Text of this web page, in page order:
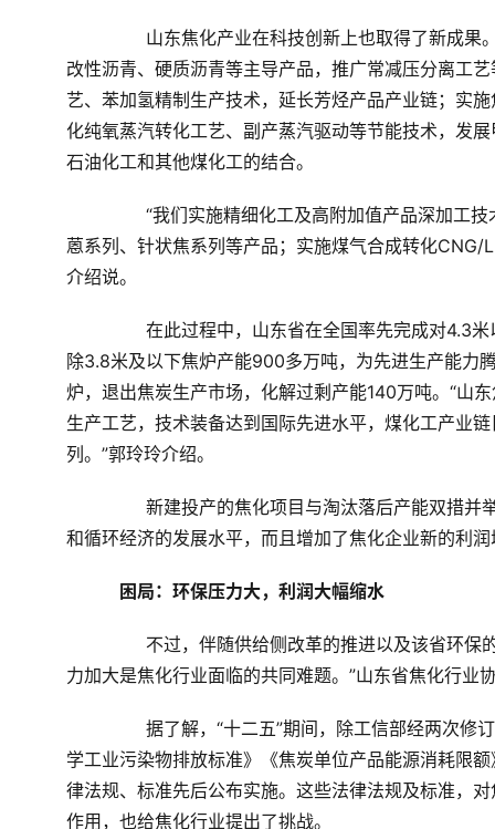
改性沥青、硬质沥青等主导产品，推广常减压分离工
艺、苯加氢精制生产技术，延长芳烃产品产业链；实
化纯氧蒸汽转化工艺、副产蒸汽驱动等节能技术，发
石油化工和其他煤化工的结合。
蒽系列、针状焦系列等产品；实施煤气合成转化
介绍说。
除3.8米及以下焦炉产能900多万吨，为先进生产能力
炉，退出焦炭生产市场，化解过剩产能140万吨。“山
生产工艺，技术装备达到国际先进水平，煤化工产业
列。”郭玲玲介绍。
和循环经济的发展水平，而且增加了焦化企业新的利
困局：环保压力大，利润大幅缩水
力加大是焦化行业面临的共同难题。”山东省焦化行业
学工业污染物排放标准》《焦炭单位产品能源消耗限
律法规、标准先后公布实施。这些法律法规及标准，
作用，也给焦化行业提出了挑战。